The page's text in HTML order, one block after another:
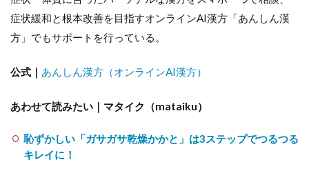
症状緩和と根本改善を目指すオンラインAI漢方「あんしん漢
方」でもサポートを行っている。
公式｜ あんしん漢方（オンラインAI漢方）
あわせて読みたい｜マタイク（mataiku）
恥ずかしい「ガサガサ乾燥かかと」は3ステップでつるつる
キレイに！